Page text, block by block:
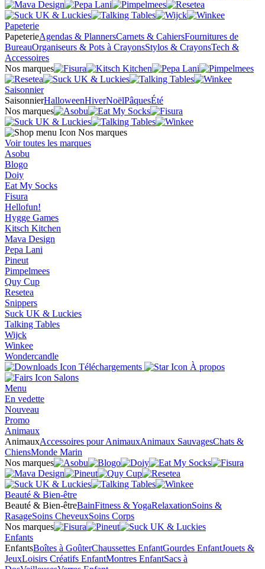
Papeterie
PapeterieAgendas & PlannersCarnets & CahiersFournitures de
BureauOrganiseurs & Pots à CrayonsStylos & CrayonsTech &
Accessoires
Nos marques
Saisonnier
SaisonnierHalloweenHiverNoëlPâquesÉté
Nos marques
Nos marques
Voir toutes les marques
Asobu
Blogo
Doiy
Eat My Socks
Fisura
Hellofun!
Hygge Games
Kitsch Kitchen
Mava Design
Pepa Lani
Pineut
Pimpelmees
Quy Cup
Resetea
Snippers
Suck UK & Luckies
Talking Tables
Wijck
Winkee
Wondercandle
Téléchargements
À propos
Salons
Menu
En vedette
Nouveau
Promo
Animaux
AnimauxAccessoires pour AnimauxAnimaux SauvagesChats &
ChiensMonde Marin
Nos marques
Beauté & Bien-être
Beauté & Bien-êtreBainFitness & YogaRelaxationSoins &
RasageSoins CheveuxSoins Corps
Nos marques
Enfants
EnfantsBoîtes à GoûterChaussettes EnfantGourdes EnfantJouets &
JeuxLoisirs Créatifs EnfantMontres EnfantSacs à